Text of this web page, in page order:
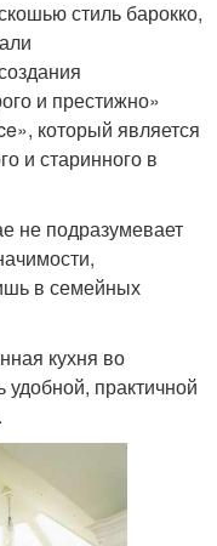
стиль барокко,
и престижно»
который является
и старинного в
не подразумевает
в семейных
кухня во
практичной